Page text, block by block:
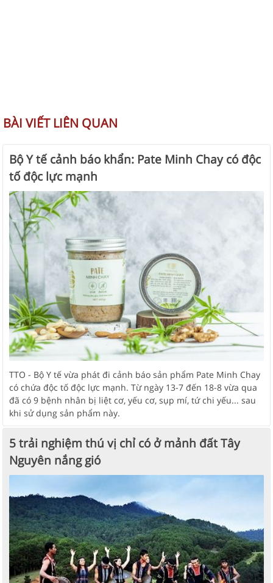
BÀI VIẾT LIÊN QUAN
Bộ Y tế cảnh báo khẩn: Pate Minh Chay có độc
tố độc lực mạnh
TTO - Bộ Y tế vừa phát đi cảnh báo sản phẩm Pate Minh Chay
có chứa độc tố độc lực mạnh. Từ ngày 13-7 đến 18-8 vừa qua
đã có 9 bệnh nhân bị liệt cơ, yếu cơ, sụp mí, tứ chi yếu... sau
khi sử dụng sản phẩm này.
5 trải nghiệm thú vị chỉ có ở mảnh đất Tây
Nguyên nắng gió